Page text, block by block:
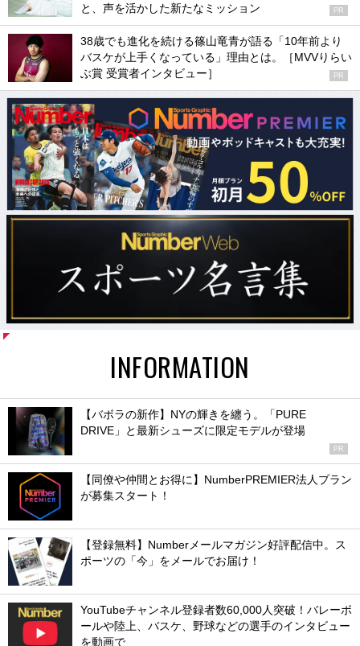
と、声を活かした新たなミッション
PR
38歳でも進化を続ける篠山竜青が語る「10年前より
バスケが上手くなっている」理由とは。［MVVりらい
ぶ賞 受賞者インタビュー］
PR
INFORMATION
【バボラの新作】NYの輝きを纏う。「PURE
DRIVE」と最新シューズに限定モデルが登場
PR
【同僚や仲間とお得に】NumberPREMIER法人プラン
が募集スタート！
【登録無料】Numberメールマガジン好評配信中。ス
ポーツの「今」をメールでお届け！
YouTubeチャンネル登録者数60,000人突破！バレーボ
ールや陸上、バスケ、野球などの選手のインタビュー
を動画で